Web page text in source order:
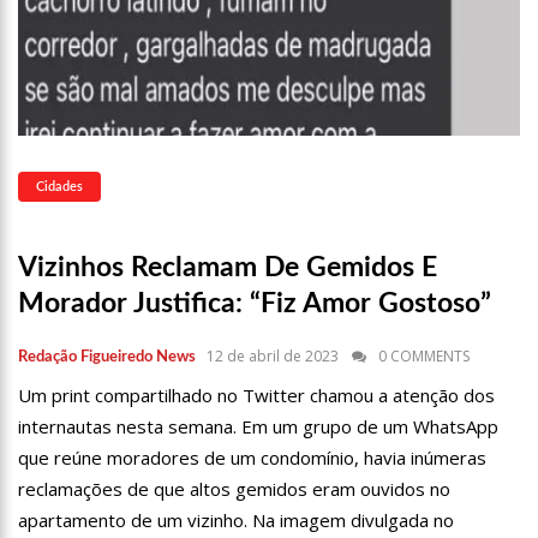
Nattan revela problema de saúde e afastamento temporário
dos palcos
13:10 Anaju quase lambe lingua de Tati Zaqui e dá abaixadinha na
calça: “Empinei pra foto mesmo”
13:06 Motorista de aplicativo é preso por levar e buscar bandidos
13:03 Vídeo mostra exato momento que mototaxista despenca de
chuvosa
12:48 Polícia investiga caso de bebê que teve cabeça arrancada no
parto
12:43
Câmara debate sobre preço das passagens aéreas para o
11:39 Roger e Caio Ribeiro ‘atropelam’ Galvão Bueno e animam a
Globo
11:23 Key Alves confirma saída do vôlei e fatura R$ 3 milhões com
o Onlyfans
11:10
Morre, aos 75 anos, Rita Lee, ícone do rock n’ roll brasileiro
Cidades
Vizinhos Reclamam De Gemidos E
Morador Justifica: “Fiz Amor Gostoso”
Redação Figueiredo News 12 de abril de 2023 0 COMMENTS
Um print compartilhado no Twitter chamou a atenção dos
internautas nesta semana. Em um grupo de um WhatsApp
que reúne moradores de um condomínio, havia inúmeras
reclamações de que altos gemidos eram ouvidos no
apartamento de um vizinho. Na imagem divulgada no